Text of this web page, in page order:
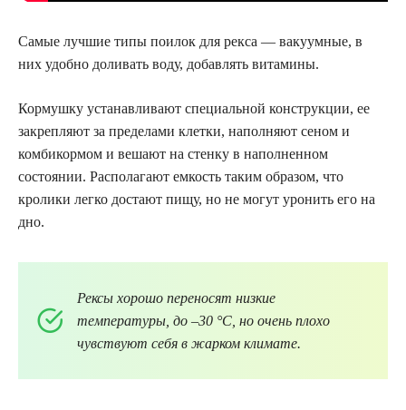
Самые лучшие типы поилок для рекса — вакуумные, в
них удобно доливать воду, добавлять витамины.
Кормушку устанавливают специальной конструкции, ее
закрепляют за пределами клетки, наполняют сеном и
комбикормом и вешают на стенку в наполненном
состоянии. Располагают емкость таким образом, что
кролики легко достают пищу, но не могут уронить его на
дно.
Рексы хорошо переносят низкие
температуры, до –30 °C, но очень плохо
чувствуют себя в жарком климате.